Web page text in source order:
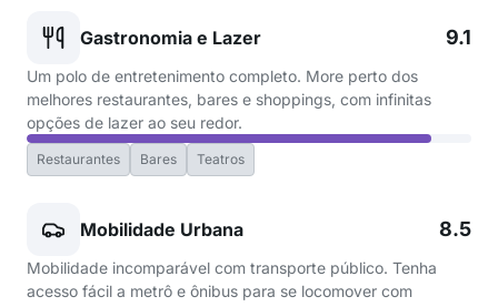
Gastronomia e Lazer 9.1
Um polo de entretenimento completo. More perto dos
melhores restaurantes, bares e shoppings, com infinitas
opções de lazer ao seu redor.
Restaurantes Bares Teatros
Mobilidade Urbana 8.5
Mobilidade incomparável com transporte público. Tenha
acesso fácil a metrô e ônibus para se locomover com